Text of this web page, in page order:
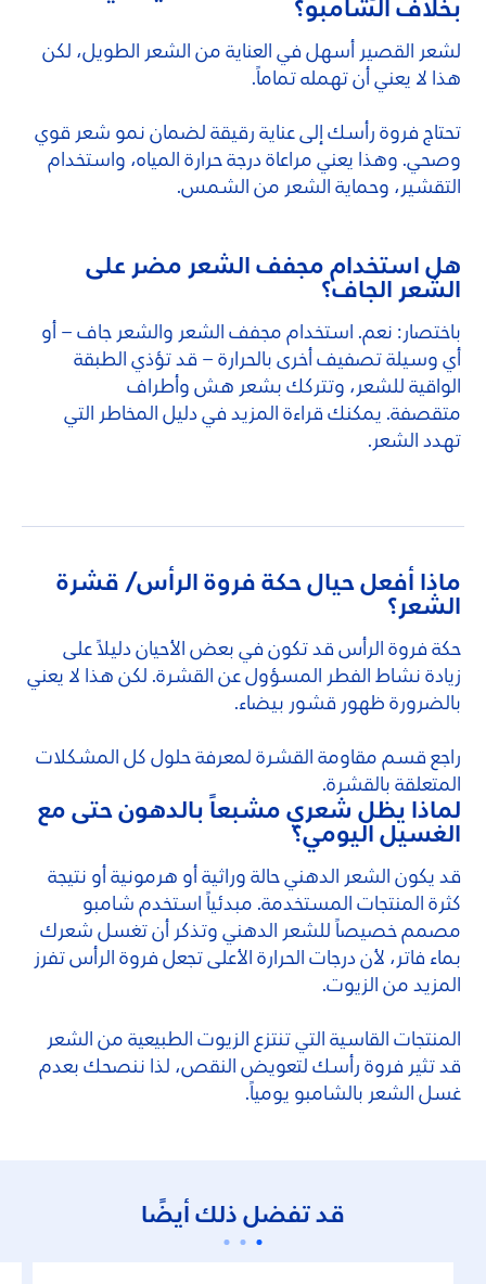
بخلاف الشامبو؟
لشعر القصير أسهل في العناية من الشعر الطويل، لكن
هذا لا يعني أن تهمله تماماً.
تحتاج فروة رأسك إلى عناية رقيقة لضمان نمو شعر قوي
وصحي. وهذا يعني مراعاة درجة حرارة المياه، واستخدام
التقشير، وحماية الشعر من الشمس.
هل استخدام مجفف الشعر مضر على
الشعر الجاف؟
باختصار: نعم. استخدام مجفف الشعر والشعر جاف – أو
أي وسيلة تصفيف أخرى بالحرارة – قد تؤذي الطبقة
الواقية للشعر، وتتركك بشعر هش وأطراف
متقصفة. يمكنك قراءة المزيد في دليل المخاطر التي
تهدد الشعر.
ماذا أفعل حيال حكة فروة الرأس/ قشرة
الشعر؟
حكة فروة الرأس قد تكون في بعض الأحيان دليلاً على
زيادة نشاط الفطر المسؤول عن القشرة. لكن هذا لا يعني
بالضرورة ظهور قشور بيضاء.
راجع قسم مقاومة القشرة لمعرفة حلول كل المشكلات
المتعلقة بالقشرة.
لماذا يظل شعري مشبعاً بالدهون حتى مع
الغسيل اليومي؟
قد يكون الشعر الدهني حالة وراثية أو هرمونية أو نتيجة
كثرة المنتجات المستخدمة. مبدئياً استخدم شامبو
مصمم خصيصاً للشعر الدهني وتذكر أن تغسل شعرك
بماء فاتر، لأن درجات الحرارة الأعلى تجعل فروة الرأس تفرز
المزيد من الزيوت.
المنتجات القاسية التي تنتزع الزيوت الطبيعية من الشعر
قد تثير فروة رأسك لتعويض النقص، لذا ننصحك بعدم
غسل الشعر بالشامبو يومياً.
قد تفضل ذلك أيضًا